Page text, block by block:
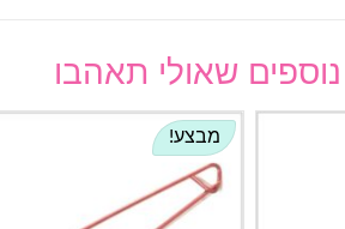
שאולי תאהבו
מבצע!